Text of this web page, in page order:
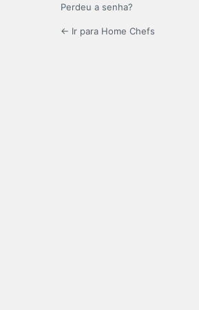
Perdeu a senha?
← Ir para Home Chefs